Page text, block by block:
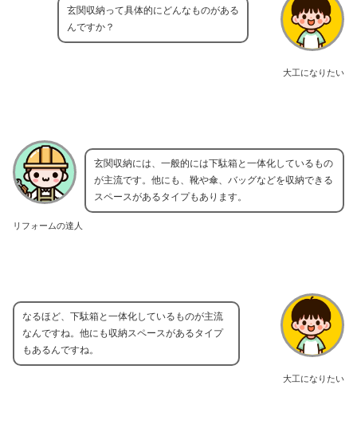
大工になりたい
玄関収納って具体的にどんなものがある
んですか？
リフォームの達人
玄関収納には、一般的には下駄箱と一体化しているもの
が主流です。他にも、靴や傘、バッグなどを収納できる
スペースがあるタイプもあります。
大工になりたい
なるほど、下駄箱と一体化しているものが主流
なんですね。他にも収納スペースがあるタイプ
もあるんですね。